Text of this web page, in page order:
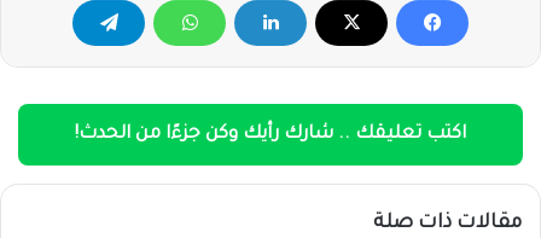
اكتب تعليقك .. شارك رأيك وكن جزءًا من الحدث!
مقالات ذات صلة